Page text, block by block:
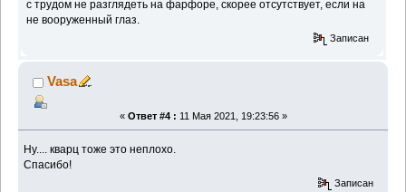
с трудом не разглядеть на фарфоре, скорее отсутствует, если на
не вооруженный глаз.
Записан
Vasa
« Ответ #4 : 11 Мая 2021, 19:23:56 »
Ну.... кварц тоже это неплохо.
Спасибо!
Записан